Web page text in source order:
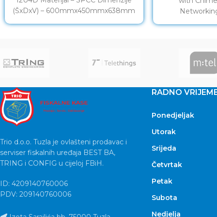
(ŠxDxV) – 600mmx450mmx638mm
Trio d.o.o. Tuzla je ovlašteni prodavac i
serviser fiskalnih uređaja BEST BA,
TRING i CONFIG u cijeloj FBiH.
ID: 4209140760006
PDV: 209140760006
RADNO
Ponedjeljak
Utorak
Srijeda
Četvrtak
Petak
Subota
Nedjelja